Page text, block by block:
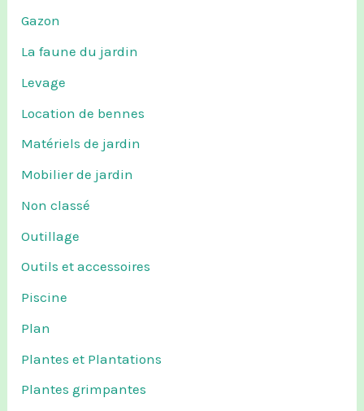
Gazon
La faune du jardin
Levage
Location de bennes
Matériels de jardin
Mobilier de jardin
Non classé
Outillage
Outils et accessoires
Piscine
Plan
Plantes et Plantations
Plantes grimpantes